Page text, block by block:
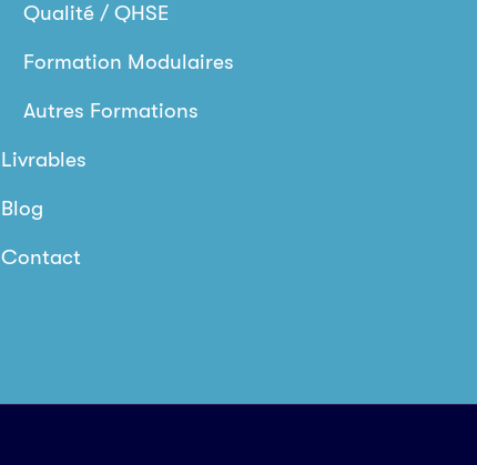
Qualité / QHSE
Formation Modulaires
Autres Formations
Livrables
Blog
Contact